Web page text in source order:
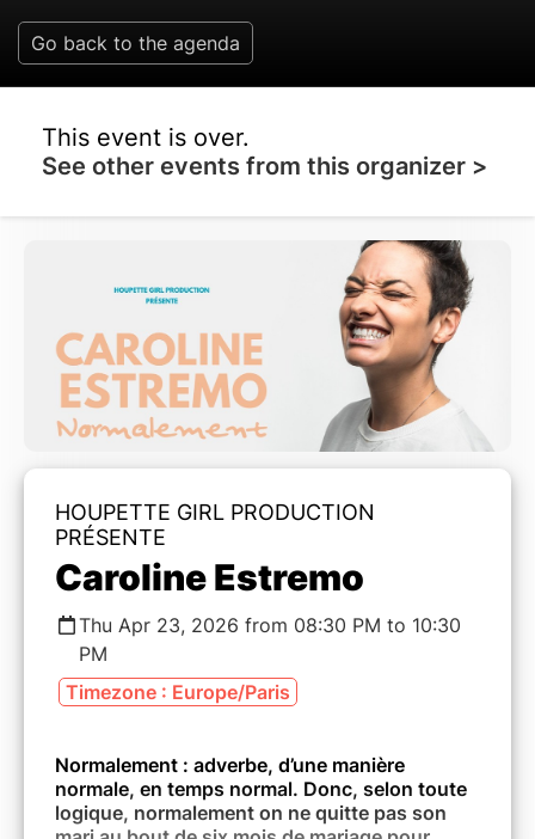
Go back to the agenda
This event is over.
See other events from this organizer >
HOUPETTE GIRL PRODUCTION
PRÉSENTE
Caroline Estremo
Thu Apr 23, 2026 from 08:30 PM to 10:30
PM
Timezone : Europe/Paris
Normalement : adverbe, d’une manière
normale, en temps normal. Donc, selon toute
logique, normalement on ne quitte pas son